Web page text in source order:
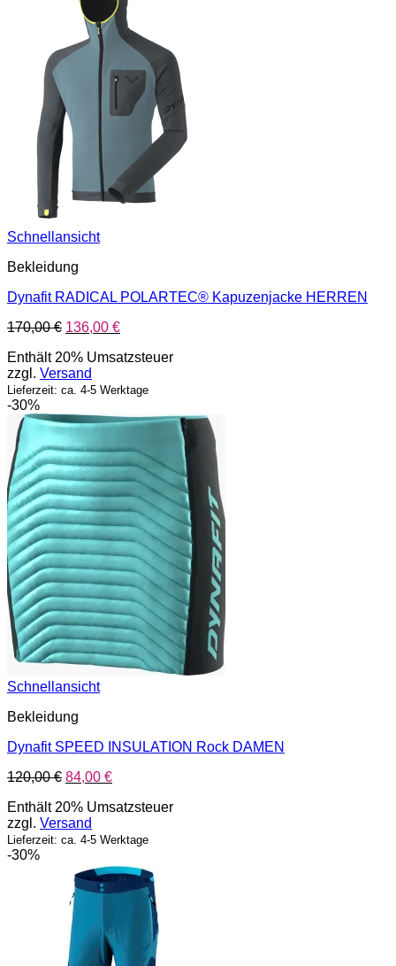
Schnellansicht
Bekleidung
Dynafit RADICAL POLARTEC® Kapuzenjacke HERREN
170,00€ Ursprünglicher
war:
170,00 €
136,00 €Aktueller
ist:
Enthält 20% Umsatzsteuer
zzgl. Versand
Lieferzeit: ca. 4-5 Werktage
-30%
Schnellansicht
Bekleidung
Dynafit SPEED INSULATION Rock DAMEN
120,00€ Ursprünglicher
war:
120,00 €
84,00 €Aktueller
ist:
Enthält 20% Umsatzsteuer
zzgl. Versand
Lieferzeit: ca. 4-5 Werktage
-30%